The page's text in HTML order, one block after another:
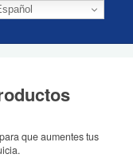
que aumentes tus